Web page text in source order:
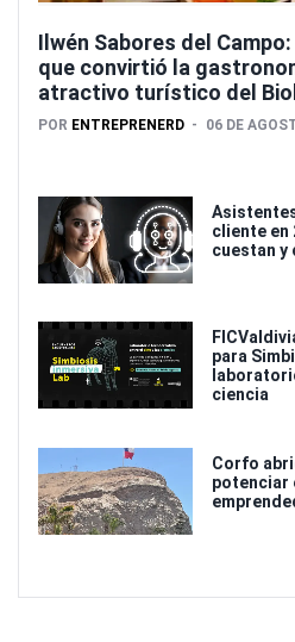
Ilwén Sabores del
que convirtió la
atractivo turístico del
POR ENTREPRENERD 06 DE
cliente en
cuestan y
para
ciencia
Corfo
potenciar